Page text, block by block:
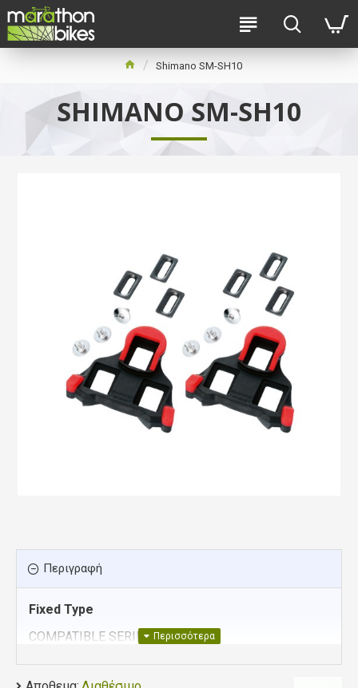
Shimano SM-SH10
SHIMANO SM-SH10
Περιγραφή
Fixed Type
COMPATIBLE SERIES
SHIMANO